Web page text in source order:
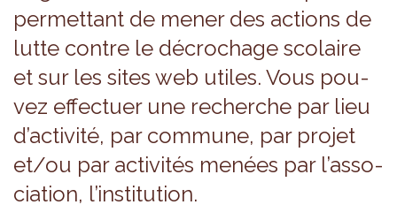
per­met­tant de mener des actions de
lutte contre le décro­chage sco­laire
et sur les sites web utiles. Vous pou­
vez effec­tuer une recherche par lieu
d’ac­ti­vité, par com­mune, par pro­jet
et/ou par acti­vi­tés menées par l’as­so­
cia­tion, l’ins­ti­tu­tion.